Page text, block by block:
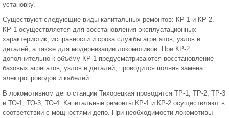
установку.
Существуют следующие виды капитальных ремонтов: КР-1 и КР-2.
КР-1 осуществляется для восстановления эксплуатационных
характеристик, исправности и срока службы агрегатов, узлов и
деталей, а также для модернизации локомотивов. При КР-2
дополнительно к объёму КР-1 предусматриваются восстановление
базовых агрегатов, узлов и деталей; проводится полная замена
электропроводов и кабелей.
В локомотивном депо станции Тихорецкая проводятся ТР-1, ТР-2, ТР-3
и ТО-1, ТО-3, ТО-4. Капитальные ремонты КР-1 и КР-2 осуществляют в
соответствии с мощностями депо. При необходимости локомотивы